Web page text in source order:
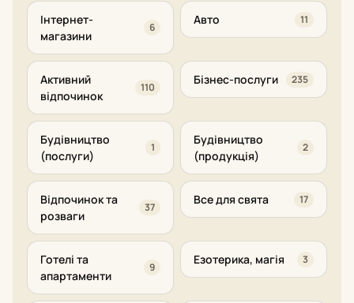
Інтернет-
магазини
6
Авто 11
Активний
відпочинок
110
Бізнес-послуги 235
Будівництво
(послуги)
1
Будівництво
(продукція)
2
Відпочинок та
розваги
37
Все для свята 17
Готелі та
апартаменти
9
Езотерика, магія 3